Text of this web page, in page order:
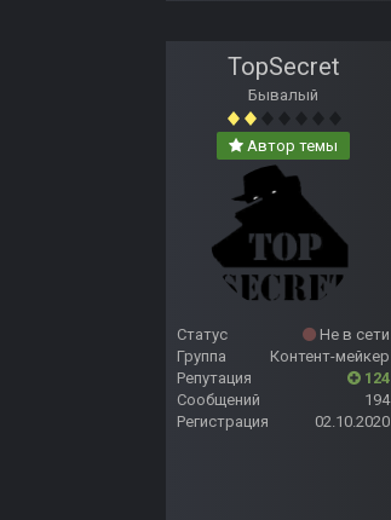
TopSecret
Бывалый
Автор темы
Статус
Не в сети
Группа
Контент-мейкер
Репутация
124
Сообщений
194
Регистрация
02.10.2020